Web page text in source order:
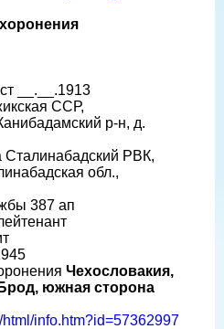
__.__.1913
ССР,
р-н, д.
Сталинабадский РВК,
обл.,
387 ап
Чехословакия,
южная сторона
info.htm?id=57362997